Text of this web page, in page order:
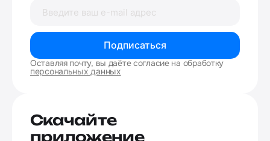
Подписаться
Оставляя почту, вы даёте согласие на обработку
персональных данных
Скачайте
приложение